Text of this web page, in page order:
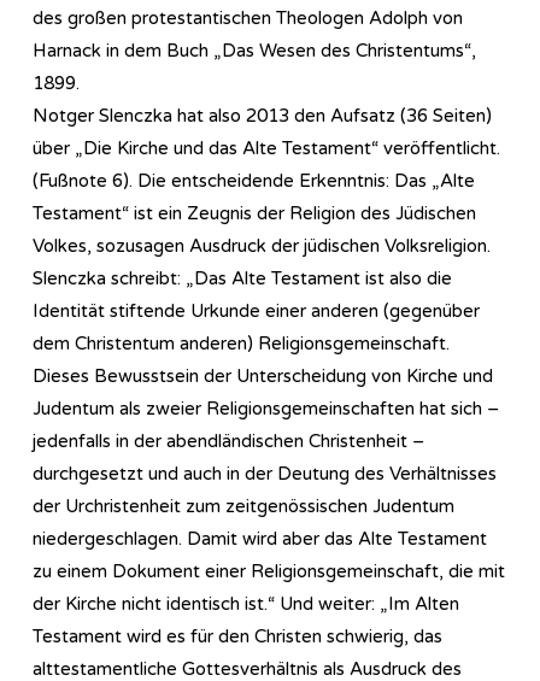
des großen protestantischen Theologen Adolph von
Harnack in dem Buch „Das Wesen des Christentums“,
1899.
Notger Slenczka hat also 2013 den Aufsatz (36 Seiten)
über „Die Kirche und das Alte Testament“ veröffentlicht.
(Fußnote 6). Die entscheidende Erkenntnis: Das „Alte
Testament“ ist ein Zeugnis der Religion des Jüdischen
Volkes, sozusagen Ausdruck der jüdischen Volksreligion.
Slenczka schreibt: „Das Alte Testament ist also die
Identität stiftende Urkunde einer anderen (gegenüber
dem Christentum anderen) Religionsgemeinschaft.
Dieses Bewusstsein der Unterscheidung von Kirche und
Judentum als zweier Religionsgemeinschaften hat sich –
jedenfalls in der abendländischen Christenheit –
durchgesetzt und auch in der Deutung des Verhältnisses
der Urchristenheit zum zeitgenössischen Judentum
niedergeschlagen. Damit wird aber das Alte Testament
zu einem Dokument einer Religionsgemeinschaft, die mit
der Kirche nicht identisch ist.“ Und weiter: „Im Alten
Testament wird es für den Christen schwierig, das
alttestamentliche Gottesverhältnis als Ausdruck des